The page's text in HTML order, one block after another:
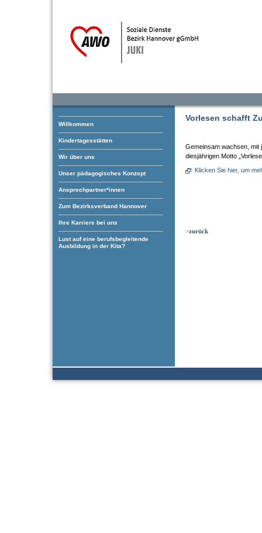
Willkommen
Kindertagesstätten
Wir über uns
Unser pädagogisches Konzept
Ansprechpartner*innen
Zum Bezirksverband Hannover
Ihre Karriere bei uns
Lust auf eine berufsbegleitende
Ausbildung in der Kita?
Vorlesen schafft
Gemeinsam wachsen, mit
diesjährigen Motto
Klicken Sie hier, um
>zurück